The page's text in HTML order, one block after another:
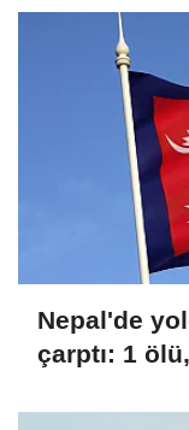
Nepal'de
çarptı: 1